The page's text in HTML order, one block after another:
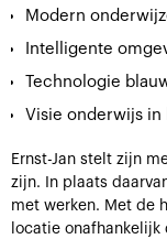
Modern
Intelligente
Technologie
Visie onderwijs in
Ernst-Jan stelt zijn
zijn. In plaats
met werken. Met de
locatie